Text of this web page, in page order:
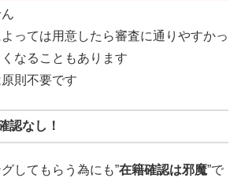
っては用意したら審査に通りやすかっ
なることもあります
則不要です
認なし！
してもらう為にも”在籍確認は邪魔”で